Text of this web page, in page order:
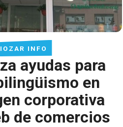
INFO
ayudas para
en
corporativa
de comercios